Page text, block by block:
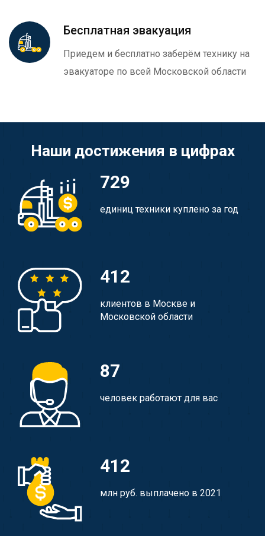
Бесплатная эвакуация
Приедем и бесплатно заберём технику на
эвакуаторе по всей Московской области
Наши достижения в цифрах
729
единиц техники куплено за год
412
клиентов в Москве и
Московской области
87
человек работают для вас
412
млн руб. выплачено в 2021